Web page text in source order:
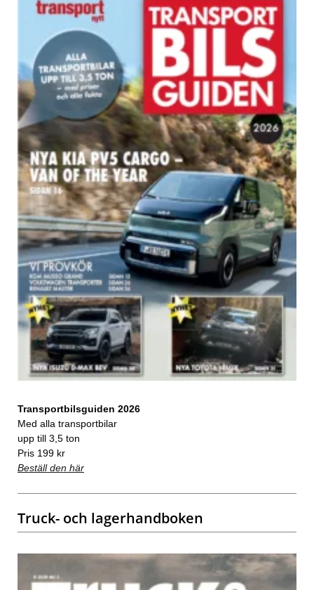
Transportbilsguiden 2026
Med alla transportbilar
upp till 3,5 ton
Pris 199 kr
Beställ den här
Truck- och lagerhandboken